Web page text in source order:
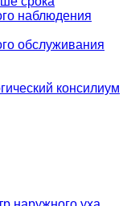
наблюдения
обслуживания
консилиум